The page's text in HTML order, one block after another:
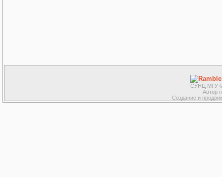
СУНЦ МГУ ©
Автор
Создание и